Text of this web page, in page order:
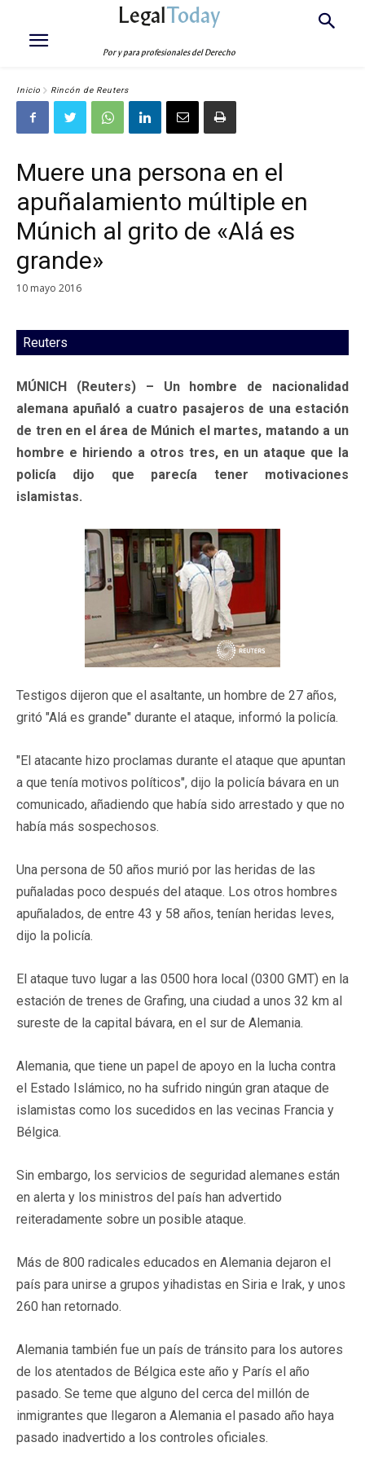
LegalToday
Por y para profesionales del Derecho
Inicio Rincón de Reuters
Muere una persona en el
apuñalamiento múltiple en
Múnich al grito de «Alá es
grande»
10 mayo 2016
Reuters
MÚNICH (Reuters) – Un hombre de nacionalidad
alemana apuñaló a cuatro pasajeros de una estación
de tren en el área de Múnich el martes, matando a un
hombre e hiriendo a otros tres, en un ataque que la
policía dijo que parecía tener motivaciones
islamistas.
Testigos dijeron que el asaltante, un hombre de 27 años,
gritó "Alá es grande" durante el ataque, informó la policía.
"El atacante hizo proclamas durante el ataque que apuntan
a que tenía motivos políticos", dijo la policía bávara en un
comunicado, añadiendo que había sido arrestado y que no
había más sospechosos.
Una persona de 50 años murió por las heridas de las
puñaladas poco después del ataque. Los otros hombres
apuñalados, de entre 43 y 58 años, tenían heridas leves,
dijo la policía.
El ataque tuvo lugar a las 0500 hora local (0300 GMT) en la
estación de trenes de Grafing, una ciudad a unos 32 km al
sureste de la capital bávara, en el sur de Alemania.
Alemania, que tiene un papel de apoyo en la lucha contra
el Estado Islámico, no ha sufrido ningún gran ataque de
islamistas como los sucedidos en las vecinas Francia y
Bélgica.
Sin embargo, los servicios de seguridad alemanes están
en alerta y los ministros del país han advertido
reiteradamente sobre un posible ataque.
Más de 800 radicales educados en Alemania dejaron el
país para unirse a grupos yihadistas en Siria e Irak, y unos
260 han retornado.
Alemania también fue un país de tránsito para los autores
de los atentados de Bélgica este año y París el año
pasado. Se teme que alguno del cerca del millón de
inmigrantes que llegaron a Alemania el pasado año haya
pasado inadvertido a los controles oficiales.